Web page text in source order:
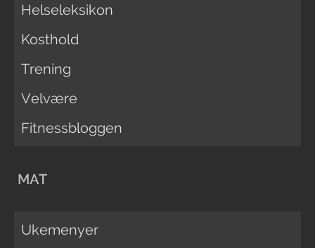
Helseleksikon
Kosthold
Trening
Velvære
Fitnessbloggen
MAT
Ukemenyer